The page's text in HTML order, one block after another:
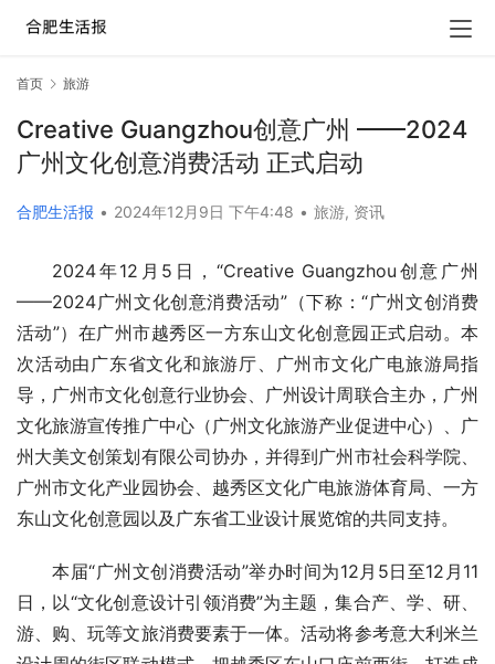
首页 旅游
Creative Guangzhou创意广州 ——2024
广州文化创意消费活动 正式启动
合肥生活报 • 2024年12月9日 下午4:48 • 旅游, 资讯
2024年12月5日， “Creative Guangzhou创意广州
——2024广州文化创意消费活动”（下称：“广州文创消费
活动”）在广州市越秀区一方东山文化创意园正式启动。本
次活动由广东省文化和旅游厅、广州市文化广电旅游局指
导，广州市文化创意行业协会、广州设计周联合主办， 广州
文化旅游宣传推广中心（广州文化旅游产业促进中心） 、广
州大美文创策划有限公司协办 ，并得到广州市社会科学院、
广州市文化产业园协会、越秀区文化广电旅游体育局、 一方
东山文化创意园以及 广东省工业设计展览馆的共同支持。
本届“广州文创消费活动”举办时间为12月5日至12月11
日，以“文化创意设计引领消费”为主题，集合产、学、研、
游、购、玩等文旅消费要素于一体。活动将参考意大利米兰